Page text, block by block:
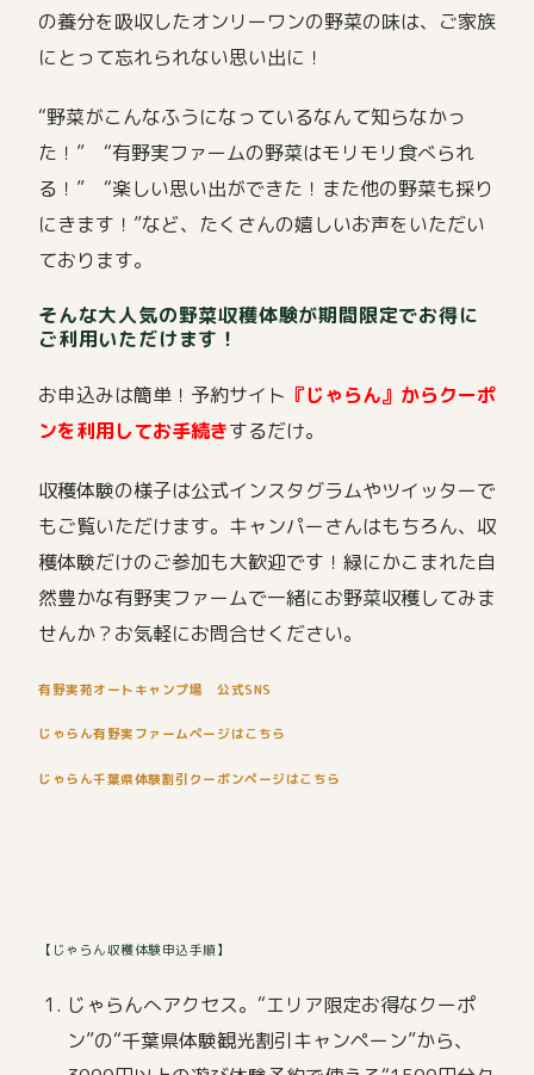
の養分を吸収したオンリーワンの野菜の味は、ご家族
にとって忘れられない思い出に！
“野菜がこんなふうになっているなんて知らなかっ
た！” “有野実ファームの野菜はモリモリ食べられ
る！” “楽しい思い出ができた！また他の野菜も採り
にきます！”など、たくさんの嬉しいお声をいただい
ております。
そんな大人気の野菜収穫体験が期間限定でお得に
ご利用いただけます！
お申込みは簡単！予約サイト 『じゃらん』からクーポ
ンを利用してお手続きするだけ。
収穫体験の様子は公式インスタグラムやツイッターで
もご覧いただけます。キャンパーさんはもちろん、収
穫体験だけのご参加も大歓迎です！緑にかこまれた自
然豊かな有野実ファームで一緒にお野菜収穫してみま
せんか？お気軽にお問合せください。
有野実苑オートキャンプ場 公式SNS
じゃらん有野実ファームページはこちら
じゃらん千葉県体験割引クーポンページはこちら
【じゃらん収穫体験申込手順】
じゃらんへアクセス。“エリア限定お得なクーポ
ン”の“千葉県体験観光割引キャンペーン”から、